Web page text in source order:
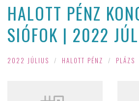
HALOTT PÉNZ
SIÓFOK | 2022
2022 JÚLIUS / HALOTT PÉNZ / PLÁZS